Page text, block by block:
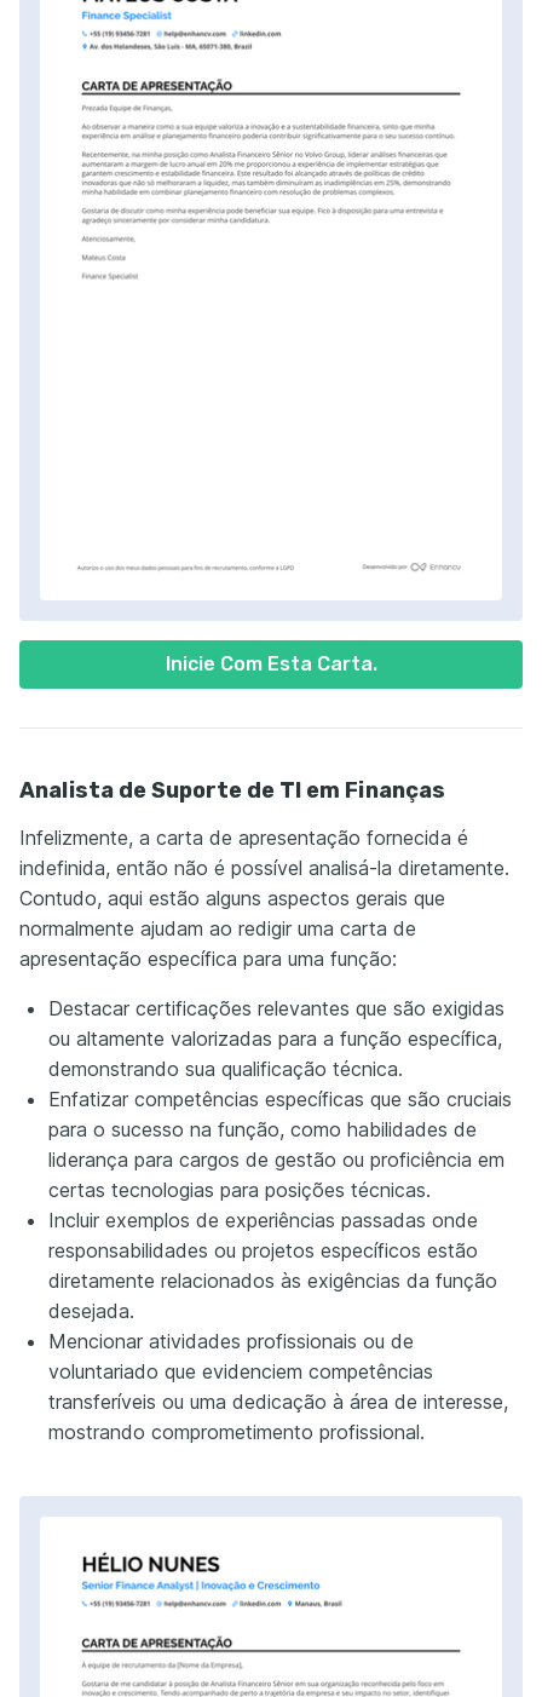
Inicie Com Esta Carta.
Analista de Suporte de TI em Finanças
Infelizmente, a carta de apresentação fornecida é
indefinida, então não é possível analisá-la diretamente.
Contudo, aqui estão alguns aspectos gerais que
normalmente ajudam ao redigir uma carta de
apresentação específica para uma função:
Destacar certificações relevantes que são exigidas
ou altamente valorizadas para a função específica,
demonstrando sua qualificação técnica.
Enfatizar competências específicas que são cruciais
para o sucesso na função, como habilidades de
liderança para cargos de gestão ou proficiência em
certas tecnologias para posições técnicas.
Incluir exemplos de experiências passadas onde
responsabilidades ou projetos específicos estão
diretamente relacionados às exigências da função
desejada.
Mencionar atividades profissionais ou de
voluntariado que evidenciem competências
transferíveis ou uma dedicação à área de interesse,
mostrando comprometimento profissional.